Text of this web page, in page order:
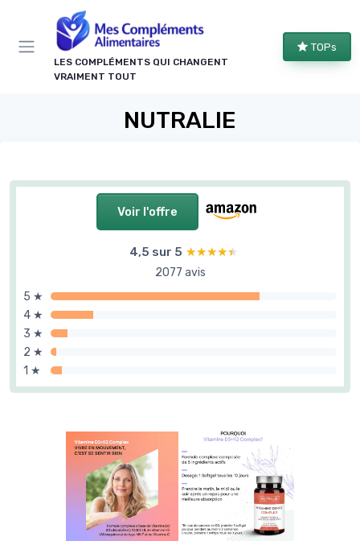
LES COMPLÉMENTS QUI CHANGENT
VRAIMENT TOUT
TOPs
NUTRALIE
Voir l'offre
4,5 sur 5 ★★★★★
★★★★★
2077 avis
5 ★
4 ★
3 ★
2 ★
1 ★
Panneau de gestion des cookies